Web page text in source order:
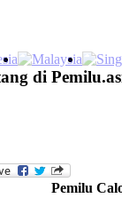
di
Pemilu